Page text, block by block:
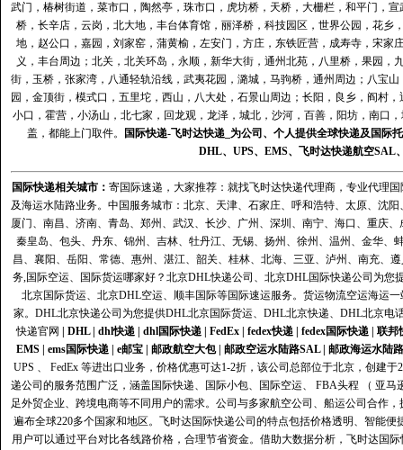
武门，椿树街道，菜市口，陶然亭，珠市口，虎坊桥，天桥，大栅栏，和平门，
桥，长辛店，云岗，北大地，丰台体育馆，丽泽桥，科技园区，世界公园，花
地，赵公口，嘉园，刘家窑，蒲黄榆，左安门，方庄，东铁匠营，成寿寺，宋
义，丰台周边；北关，北关环岛，永顺，新华大街，通州北苑，八里桥，果园
街，玉桥，张家湾，八通轻轨沿线，武夷花园，潞城，马驹桥，通州周边；八宝
园，金顶街，模式口，五里坨，西山，八大处，石景山周边；长阳，良乡，阎村
小口，霍营，小汤山，北七家，回龙观，龙泽，城北，沙河，百善，阳坊，南口
盖，都能上门取件。
国际快递-飞时达快递_为公司、个人提供全球快递及国际
DHL、 UPS、 EMS、 飞时达快递航空SAL
国际快递相关城市： 寄国际速递，大家推荐：就找飞时达快递代理商，专业代理
及海运水陆路业务。中国服务城市：北京、天津、石家庄、呼和浩特、太原、沈
厦门、南昌、济南、青岛、郑州、武汉、长沙、广州、深圳、南宁、海口、重庆
秦皇岛、包头、丹东、锦州、吉林、牡丹江、无锡、扬州、徐州、温州、金华
昌、襄阳、岳阳、常德、惠州、湛江、韶关、桂林、北海、三亚、泸州、南充、
务,国际空运、国际货运哪家好？北京DHL快递公司、北京DHL国际快递公司为
北京国际货运、北京DHL空运、顺丰国际等国际速运服务。货运物流空运海运
家。DHL北京快递公司为您提供DHL北京国际货运、DHL北京快递、DHL北京电
快递官网
DHL| dhl快递| dhl国际快递| FedEx| fedex快递| fedex国际快递| 联邦
EMS| ems国际快递| e邮宝| 邮政航空大包| 邮政空运水陆路SAL| 邮政海运水陆路
UPS 、 FedEx 等进出口业务，价格优惠可达1-2折，该公司总部位于北京，创建
递公司的服务范围广泛，涵盖国际快递、国际小包、国际空运、 FBA头程 （ 亚
足外贸企业、跨境电商等不同用户的需求。公司与多家航空公司、船运公司合作
遍布全球220多个国家和地区。飞时达国际快递公司的特点包括价格透明、智能
用户可以通过平台对比各线路价格，合理节省资金。借助大数据分析，飞时达国